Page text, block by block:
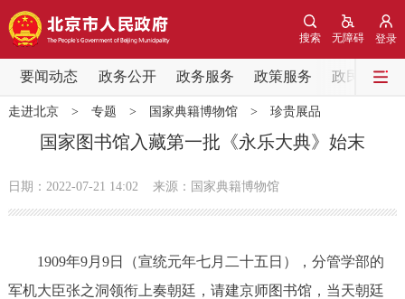
登录
无障碍
搜索
要闻动态 政务公开 政务服务 政策服务 政民互动
要闻动态
党中央精神 国务院信息 中央部委动态
政务公开
走进北京> 专题 > 国家典籍博物馆> 珍贵展品
国家图书馆入藏第一批《永乐大典》始末
日期：2022-07-21 14:02 来源：国家典籍博物馆
1909年9月9日（宣统元年七月二十五日），分管学部的
军机大臣张之洞领衔上奏朝廷，请建京师图书馆，当天朝廷